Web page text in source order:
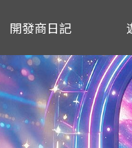
開發商日記